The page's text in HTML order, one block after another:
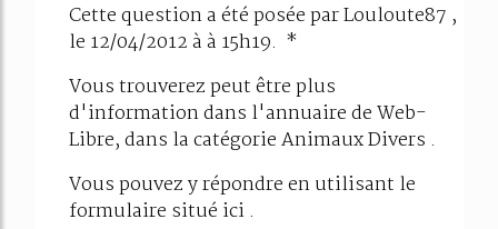
Cette question a été posée par Louloute87 ,
le 12/04/2012 à à 15h19. *
Vous trouverez peut être plus
d'information dans l'annuaire de Web-
Libre, dans la catégorie Animaux Divers .
Vous pouvez y répondre en utilisant le
formulaire situé ici .